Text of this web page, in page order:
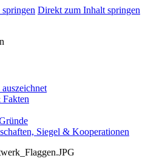
Direkt zum Inhalt springen
auszeichnet
Fakten
Siegel & Kooperationen